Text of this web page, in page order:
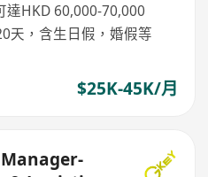
HKD 60,000-70,000
天，含生日假，婚假等
$25K-45K/月